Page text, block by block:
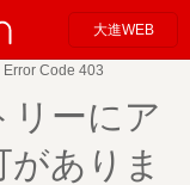
大進WEB
Error Code 403
リーにア
ありま